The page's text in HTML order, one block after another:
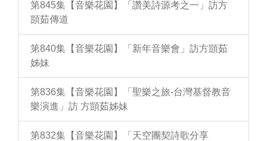
第845集【音樂花園】「讚美詩源考之一」訪方
顗茹傳道
第840集【音樂花園】「新年音樂會」訪方顗茹
姊妹
第836集【音樂花園】「聖樂之旅-台灣基督教音
樂演進」訪 方顗茹姊妹
第832集【音樂花園】「天空團契詩歌分享